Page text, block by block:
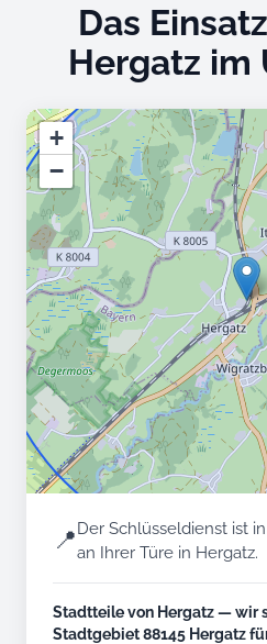
Das
Hergatz im
+
−
📍Der Schlüsseldienst ist
an Ihrer Türe in Hergatz.
Stadtteile von Hergatz — wir
Stadtgebiet 88145 Hergatz